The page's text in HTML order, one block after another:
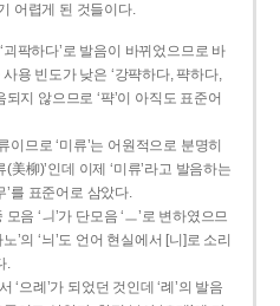
어렵게 된 것들이다.
팍하다’로 발음이 바뀌었으므로 바
용 빈도가 낮은 ‘강퍅하다, 퍅하다,
되지 않으므로 ‘퍅’이 아직도 표준어
므로 ‘미류’는 어원적으로 분명히
美柳)’인데 이제 ‘미류’라고 발음하는
’를 표준어로 삼았다.
음 ‘ㅢ’가 단모음 ‘ㅡ’로 변하였으므
’의 ‘늬’도 언어 현실에서 [니]로 소리
.
‘으례’가 되었던 것인데 ‘례’의 발음